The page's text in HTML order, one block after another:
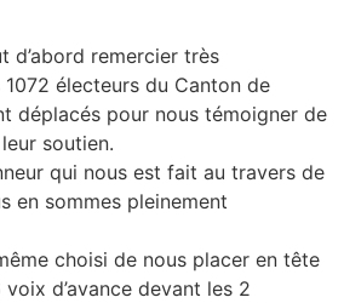
d’abord remercier très
électeurs du Canton de
déplacés pour nous témoigner de
soutien.
qui nous est fait au travers de
en sommes pleinement
choisi de nous placer en tête
d’avance devant les 2